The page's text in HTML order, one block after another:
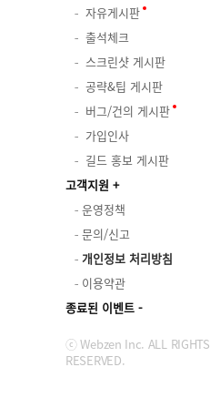
자유게시판
출석체크
스크린샷 게시판
공략&팁 게시판
버그/건의 게시판
가입인사
길드 홍보 게시판
고객지원
운영정책
문의/신고
개인정보 처리방침
이용약관
종료된 이벤트
ⓒ Webzen Inc. ALL RIGHTS
RESERVED.